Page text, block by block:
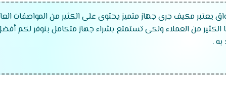
يعتبر مكيف جرى جهاز متميز يحتوى على الكثير من المواصفات
الكثير من العملاء ولكى تستمتع بشراء جهاز متكامل بنوفر لكم
.
تكييف جرى2024